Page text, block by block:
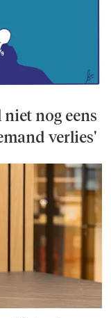
nog eens
verlies'